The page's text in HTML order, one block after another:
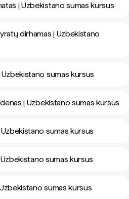
į Uzbekistano sumas kursus
dirhamas į Uzbekistano
sumas kursus
į Uzbekistano sumas kursus
sumas kursus
sumas kursus
sumas kursus